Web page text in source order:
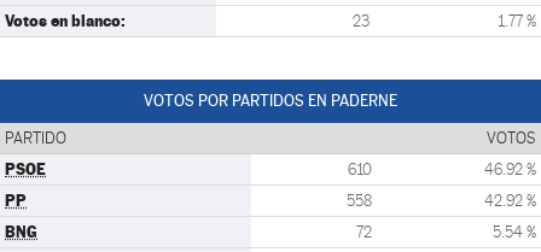
Votos en blanco: 23 1.77 %
VOTOS POR PARTIDOS EN PADERNE
PARTIDO VOTOS
PSOE 610 46.92 %
PP 558 42.92 %
BNG 72 5.54 %